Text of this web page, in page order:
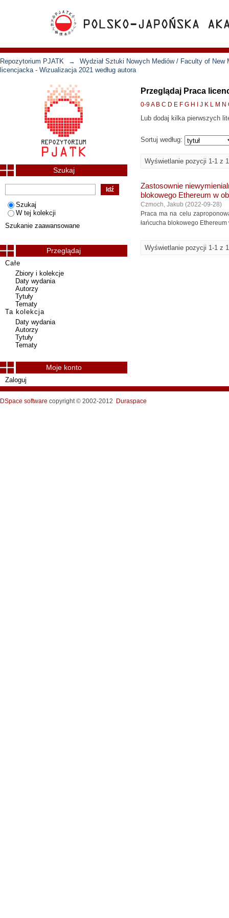
Repozytorium PJATK →
Wydział Sztuki Nowych Mediów / Faculty of New
licencjacka - Wizualizacja 2021 według autora
Przeglądaj Praca
0-9A B C D E F G H J K L M N
Lub dodaj kilka pierwszych
Sortuj według:
Wyświetlanie pozycji 1-1 z 1
Zastosownie
blokowego Ethereum w
Czmoch, Jakub (2022-09-28)
Praca ma na celu
łańcucha blokowego
Wyświetlanie pozycji 1-1 z 1
Szukaj
Szukaj
W tej kolekcji
Szukanie zaawansowane
Przeglądaj
Całe
Zbiory i kolekcje
Daty wydania
Autorzy
Tytuły
Tematy
Ta kolekcja
Daty wydania
Autorzy
Tytuły
Tematy
Moje konto
Zaloguj
DSpace software copyright © 2002-2012 Duraspace